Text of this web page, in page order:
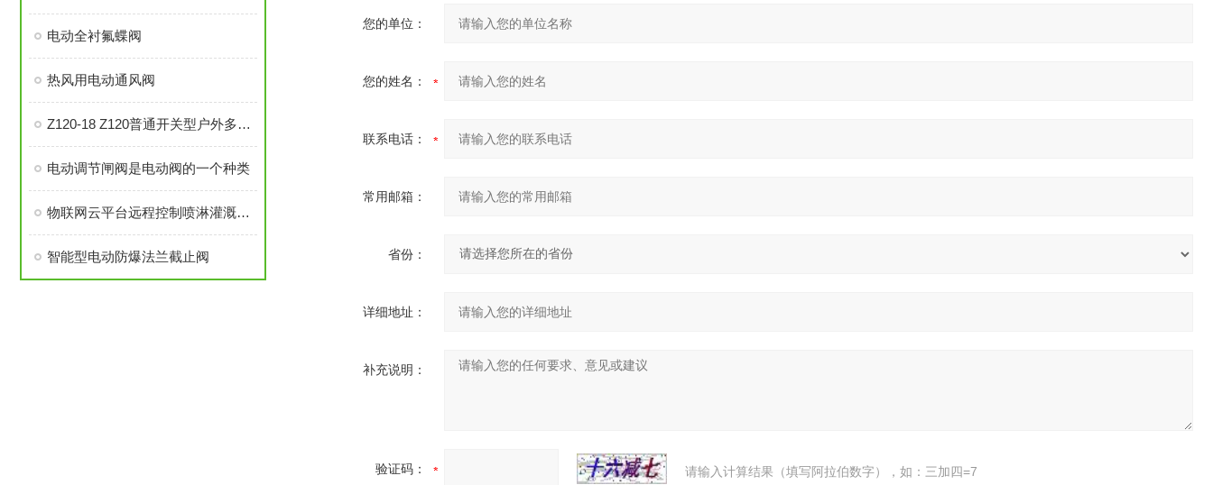
电动全衬氟蝶阀
热风用电动通风阀
Z120-18 Z120普通开关型户外多回转阀门电动装置
电动调节闸阀是电动阀的一个种类
物联网云平台远程控制喷淋灌溉阀门 手机远程无线控制
智能型电动防爆法兰截止阀
您的单位：
您的姓名：
联系电话：
常用邮箱：
省份：
详细地址：
补充说明：
验证码： 请输入计算结果（填写阿拉伯数字），如：三加四=7